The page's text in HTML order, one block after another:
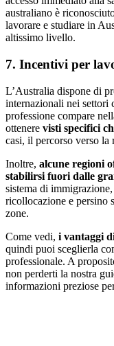
australiano è
lavorare e studiare in
altissimo livello.
7. Incentivi per
L’Australia dispone di
internazionali nei settori
professione compare
ottenere visti specifici
casi, il percorso verso la
Inoltre, alcune regioni
stabilirsi fuori dalle
sistema di
ricollocazione e persino
zone.
Come vedi, i vantaggi
quindi puoi sceglierla
professionale. A
non perderti la nostra
informazioni preziose